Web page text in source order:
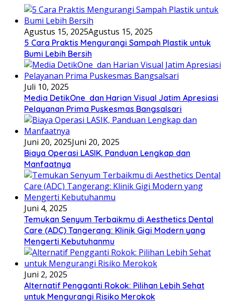
Agustus 15, 2025Agustus 15, 2025
5 Cara Praktis Mengurangi Sampah Plastik untuk
Bumi Lebih Bersih
Juli 10, 2025
Media DetikOne dan Harian Visual Jatim Apresiasi
Pelayanan Prima Puskesmas Bangsalsari
Juni 20, 2025Juni 20, 2025
Biaya Operasi LASIK, Panduan Lengkap dan
Manfaatnya
Juni 4, 2025
Temukan Senyum Terbaikmu di Aesthetics Dental
Care (ADC) Tangerang: Klinik Gigi Modern yang
Mengerti Kebutuhanmu
Juni 2, 2025
Alternatif Pengganti Rokok: Pilihan Lebih Sehat
untuk Mengurangi Risiko Merokok